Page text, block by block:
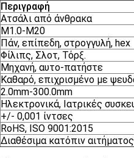
Περιγραφή
Ατσάλι από άνθρακα
M1.0-M20
Πάν, επίπεδη, στρογγυλή, hex
Φίλιπς, Σλοτ, Τόρξ.
Μηχανή, αυτο-πατήστε
Καθαρό, επιχρισμένο με
2.0mm-300.0mm
Ηλεκτρονικά, Ιατρικές
+/- 0,001 ίντσες
RoHS, ISO 9001:2015
Διαθέσιμα κατόπιν αιτήματος